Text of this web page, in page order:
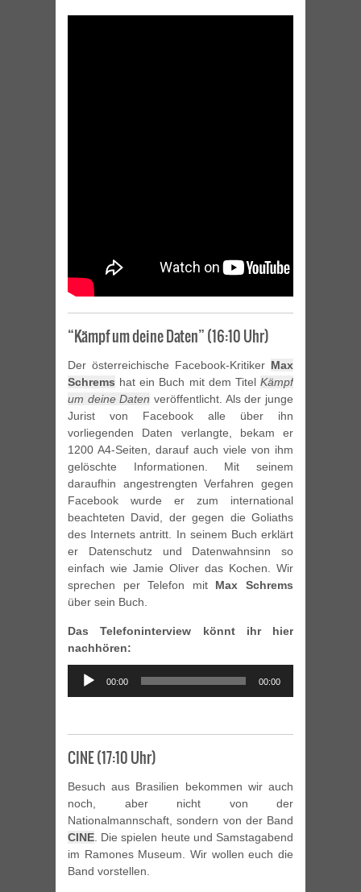
“Kämpf um deine Daten” (16:10 Uhr)
Der österreichische Facebook-Kritiker Max
Schrems hat ein Buch mit dem Titel Kämpf
um deine Daten veröffentlicht. Als der junge
Jurist von Facebook alle über ihn
vorliegenden Daten verlangte, bekam er
1200 A4-Seiten, darauf auch viele von ihm
gelöschte Informationen. Mit seinem
daraufhin angestrengten Verfahren gegen
Facebook wurde er zum international
beachteten David, der gegen die Goliaths
des Internets antritt. In seinem Buch erklärt
er Datenschutz und Datenwahnsinn so
einfach wie Jamie Oliver das Kochen. Wir
sprechen per Telefon mit Max Schrems
über sein Buch.
Das Telefoninterview könnt ihr hier
nachhören:
Audio
Player
00:00 00:00
CINE (17:10 Uhr)
Besuch aus Brasilien bekommen wir auch
noch, aber nicht von der
Nationalmannschaft, sondern von der Band
CINE. Die spielen heute und Samstagabend
im Ramones Museum. Wir wollen euch die
Band vorstellen.